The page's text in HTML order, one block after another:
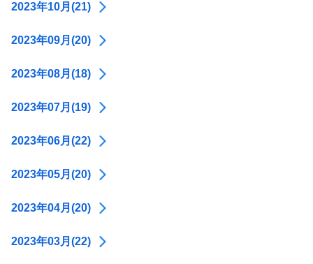
2023年10月(21)
2023年09月(20)
2023年08月(18)
2023年07月(19)
2023年06月(22)
2023年05月(20)
2023年04月(20)
2023年03月(22)